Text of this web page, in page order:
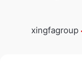
xingfagroup